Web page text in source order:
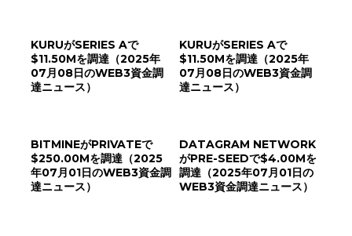
KURUがSERIES Aで
$11.50Mを調達（2025年
07月08日のWEB3資金調
達ニュース）
KURUがSERIES Aで
$11.50Mを調達（2025年
07月08日のWEB3資金調
達ニュース）
BITMINEがPRIVATEで
$250.00Mを調達（2025
年07月01日のWEB3資金調
達ニュース）
DATAGRAM NETWORK
がPRE-SEEDで$4.00Mを
調達（2025年07月01日の
WEB3資金調達ニュース）